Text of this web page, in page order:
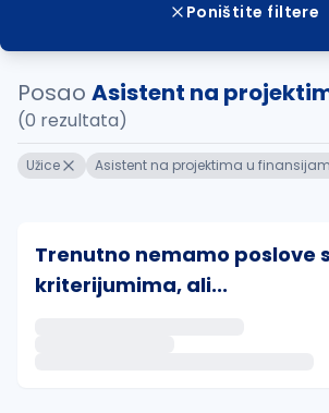
Poništite filtere
Posao Asistent na
(0 rezultata)
Užice Asistent na projektima u
Trenutno nemamo poslove
kriterijumima, ali...